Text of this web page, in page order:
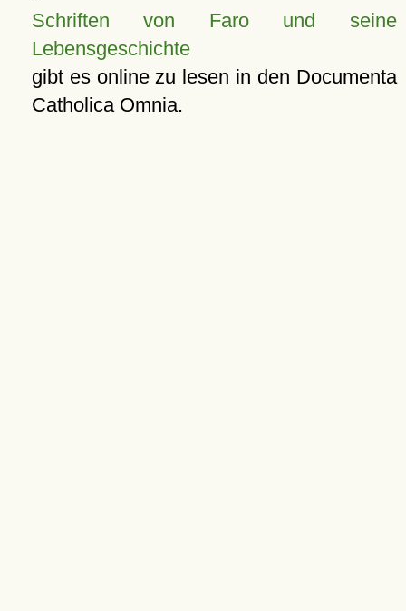
Schriften von Faro und seine
Lebensgeschichte
gibt es online zu lesen in den Documenta
Catholica Omnia.